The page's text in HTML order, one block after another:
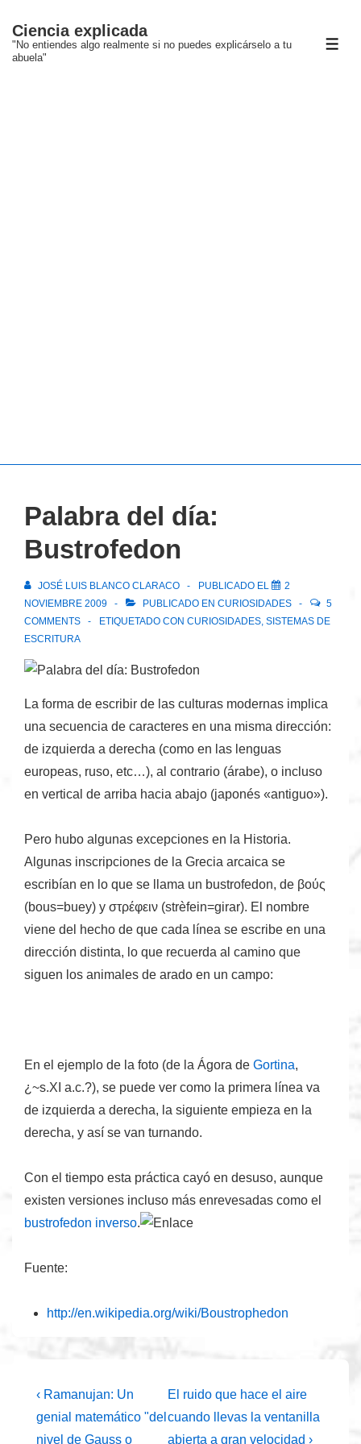
Saltar
Ciencia explicada
"No entiendes algo realmente si no puedes explicárselo a tu
abuela"
Palabra del día:
Bustrofedon
JOSÉ LUIS BLANCO CLARACO PUBLICADO EL
2
NOVIEMBRE 2009
PUBLICADO EN CURIOSIDADES
5
COMMENTS
ETIQUETADO CON CURIOSIDADES, SISTEMAS DE
ESCRITURA
La forma de escribir de las culturas modernas implica
una secuencia de caracteres en una misma dirección:
de izquierda a derecha (como en las lenguas
europeas, ruso, etc…), al contrario (árabe), o incluso
en vertical de arriba hacia abajo (japonés «antiguo»).
Pero hubo algunas excepciones en la Historia.
Algunas inscripciones de la Grecia arcaica se
escribían en lo que se llama un bustrofedon, de βούς
(bous=buey) y στρέφειν (strèfein=girar). El nombre
viene del hecho de que cada línea se escribe en una
dirección distinta, lo que recuerda al camino que
siguen los animales de arado en un campo:
En el ejemplo de la foto (de la Ágora de Gortina,
¿~s.XI a.c.?), se puede ver como la primera línea va
de izquierda a derecha, la siguiente empieza en la
derecha, y así se van turnando.
Con el tiempo esta práctica cayó en desuso, aunque
existen versiones incluso más enrevesadas como el
bustrofedon inverso.
Fuente:
http://en.wikipedia.org/wiki/Boustrophedon
Navegación
de
La
entrada
anterior
‹ Ramanujan: Un
genial matemático "del
nivel de Gauss o
La
entrada
siguiente
El ruido que hace el aire
cuando llevas la ventanilla
abierta a gran velocidad ›